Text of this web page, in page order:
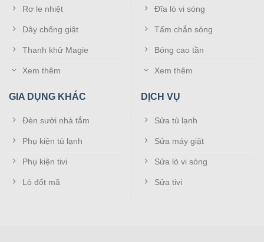
Rơ le nhiệt
Dây chống giật
Thanh khử Magie
Xem thêm
GIA DỤNG KHÁC
Đèn sưởi nhà tắm
Phụ kiện tủ lạnh
Phụ kiện tivi
Lò đốt mã
Đĩa lò vi sóng
Tấm chắn sóng
Bóng cao tần
Xem thêm
DỊCH VỤ
Sửa tủ lạnh
Sửa máy giặt
Sửa lò vi sóng
Sửa tivi